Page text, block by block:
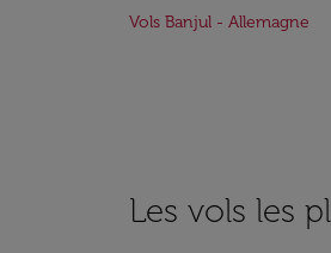
Vols Banjul - Allemagne
Les vols les